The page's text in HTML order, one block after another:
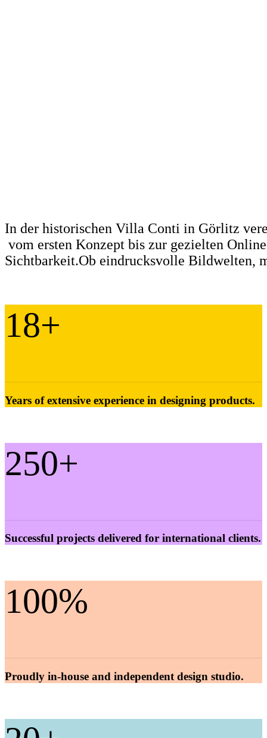
In der historischen Villa Conti in Görlitz ver
vom ersten Konzept bis zur gezielten Online
Sichtbarkeit.Ob eindrucksvolle Bildwelten,
18+
Years of extensive experience in designing products.
250+
Successful projects delivered for international clients.
100%
Proudly in-house and independent design studio.